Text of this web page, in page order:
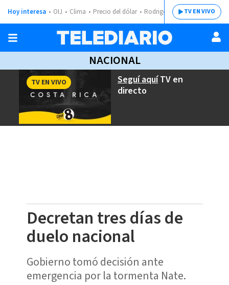
Hoy interesa OIJ Clima Precio del dólar Rodrigo ChavesTV EN VIVO
NACIONAL
Seguí aquíTV en
directo
TV EN VIVO
Decretan tres días de
duelo nacional
Gobierno tomó decisión ante
emergencia por la tormenta Nate.